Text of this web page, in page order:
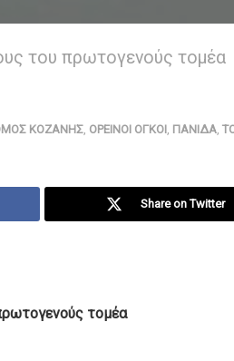
του πρωτογενούς τομέα
ΚΟΖΑΝΗΣ, ΟΡΕΙΝΟΙ ΟΓΚΟΙ, ΠΑΝΙΔΑ,
Share on Twitter
τομέα